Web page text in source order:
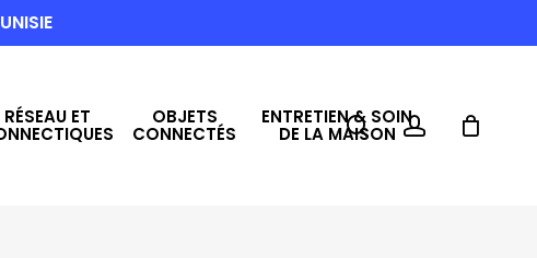
RÉSEAU ET OBJETS
CONNECTÉS
ENTRETIEN & SOIN
DE LA MAISONsearchaccount